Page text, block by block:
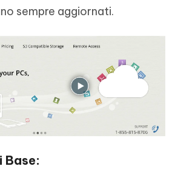
sempre aggiornati.
Base: